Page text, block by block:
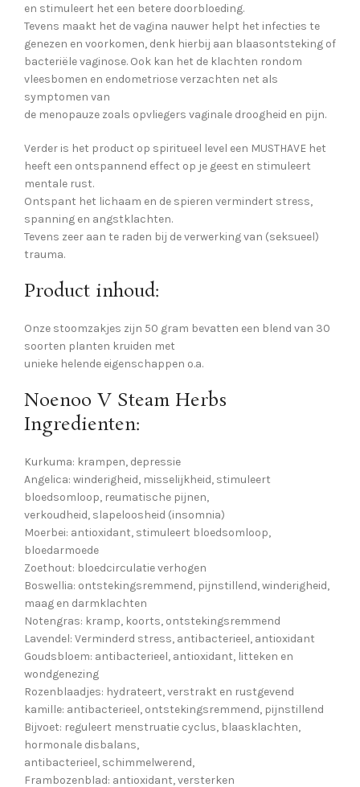
en stimuleert het een betere doorbloeding.
Tevens maakt het de vagina nauwer helpt het infecties te
genezen en voorkomen, denk hierbij aan blaasontsteking of
bacteriële vaginose. Ook kan het de klachten rondom
vleesbomen en endometriose verzachten net als
symptomen van
de menopauze zoals opvliegers vaginale droogheid en pijn.
Verder is het product op spiritueel level een MUSTHAVE het
heeft een ontspannend effect op je geest en stimuleert
mentale rust.
Ontspant het lichaam en de spieren vermindert stress,
spanning en angstklachten.
Tevens zeer aan te raden bij de verwerking van (seksueel)
trauma.
Product inhoud:
Onze stoomzakjes zijn 50 gram bevatten een blend van 30
soorten planten kruiden met
unieke helende eigenschappen o.a.
Noenoo V Steam Herbs
Ingredienten:
Kurkuma: krampen, depressie
Angelica: winderigheid, misselijkheid, stimuleert
bloedsomloop, reumatische pijnen,
verkoudheid, slapeloosheid (insomnia)
Moerbei: antioxidant, stimuleert bloedsomloop,
bloedarmoede
Zoethout: bloedcirculatie verhogen
Boswellia: ontstekingsremmend, pijnstillend, winderigheid,
maag en darmklachten
Notengras: kramp, koorts, ontstekingsremmend
Lavendel: Verminderd stress, antibacterieel, antioxidant
Goudsbloem: antibacterieel, antioxidant, litteken en
wondgenezing
Rozenblaadjes: hydrateert, verstrakt en rustgevend
kamille: antibacterieel, ontstekingsremmend, pijnstillend
Bijvoet: reguleert menstruatie cyclus, blaasklachten,
hormonale disbalans,
antibacterieel, schimmelwerend,
Frambozenblad: antioxidant, versterken